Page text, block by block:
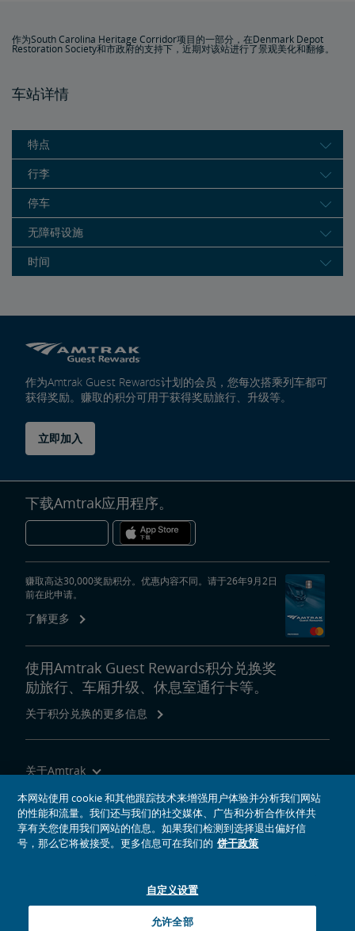
作为South Carolina Heritage Corridor项目的一部分，在Denmark Depot
Restoration Society和市政府的支持下，近期对该站进行了景观美化和翻修。
车站详情
特点
行李
停车
无障碍设施
时间
作为Amtrak Guest Rewards计划的会员，您每次搭乘列车都可
获得奖励。赚取的积分可用于获得奖励旅行、升级等。
立即加入
下载Amtrak应用程序。
赚取高达30,000奖励积分。优惠内容不同。请于26年9月2日
前在此申请。
了解更多
使用Amtrak Guest Rewards积分兑换奖
励旅行、车厢升级、休息室通行卡等。
关于积分兑换的更多信息
关于Amtrak
乘坐Amtrak列车旅行
网站工具
Amtrak的Facebook主页将在新窗口中打开
Amtrak的Twitter主页将在新窗口中打开
Amtrak的Instagram主页将在新窗口中打开
Amtrak的Linkedin主页将在新窗口中打开
Amtrak的YouTube主页将在新窗口中打开
Pinterest将在新窗口中打开
本网站使用 cookie 和其他跟踪技术来增强用户体验并分析我们网站
的性能和流量。我们还与我们的社交媒体、广告和分析合作伙伴共
享有关您使用我们网站的信息。如果我们检测到选择退出偏好信
号，那么它将被接受。更多信息可在我们的 饼干政策
自定义设置
允许全部